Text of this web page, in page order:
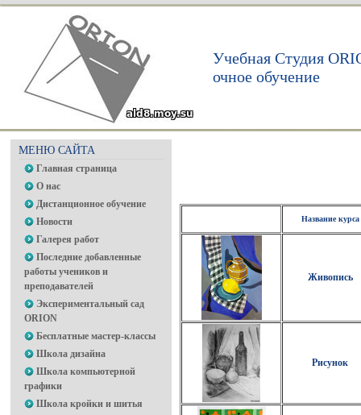
Учебная Студия
очное обучение
МЕНЮ САЙТА
Главная страница
О нас
Дистанционное обучение
Новости
Галерея работ
Последние добавленные
работы учеников и
преподавателей
Экспериментальный сад
ORION
Бесплатные мастер-классы
Школа дизайна
Школа компьютерной
графики
Школа кройки и шитья
Название курса
Живопись
Рисунок